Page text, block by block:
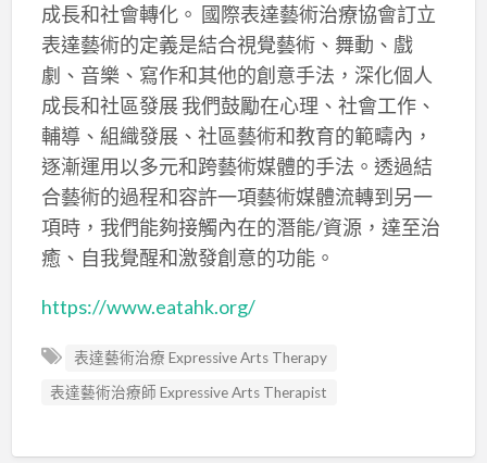
成長和社會轉化。 國際表達藝術治療協會訂立
表達藝術的定義是結合視覺藝術、舞動、戲
劇、音樂、寫作和其他的創意手法，深化個人
成長和社區發展 我們鼓勵在心理、社會工作、
輔導、組織發展、社區藝術和教育的範疇內，
逐漸運用以多元和跨藝術媒體的手法。透過結
合藝術的過程和容許一項藝術媒體流轉到另一
項時，我們能夠接觸內在的潛能/資源，達至治
癒、自我覺醒和激發創意的功能。
https://www.eatahk.org/
表達藝術治療 Expressive Arts Therapy
表達藝術治療師 Expressive Arts Therapist